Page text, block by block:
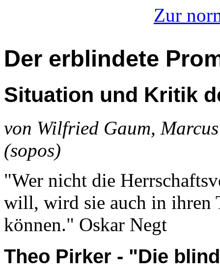
Zur
Der erblindete
Situation und Kritik
von Wilfried Gaum,
(sopos)
"Wer nicht die
will, wird sie auch in ihren
können." Oskar Negt
Theo Pirker - "Die